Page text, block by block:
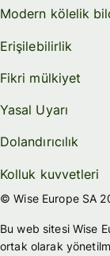
Modern kölelik
Erişilebilirlik
Fikri mülkiyet
Yasal Uyarı
Dolandırıcılık
Kolluk kuvvetleri
© Wise Europe SA
Bu web sitesi Wise
ortak olarak